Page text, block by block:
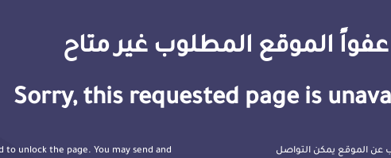
عفواً الموقع المطلوب غير متاح
Sorry, this requested page is
عن الموقع يمكن التواصل
to unlock the page. You may send and